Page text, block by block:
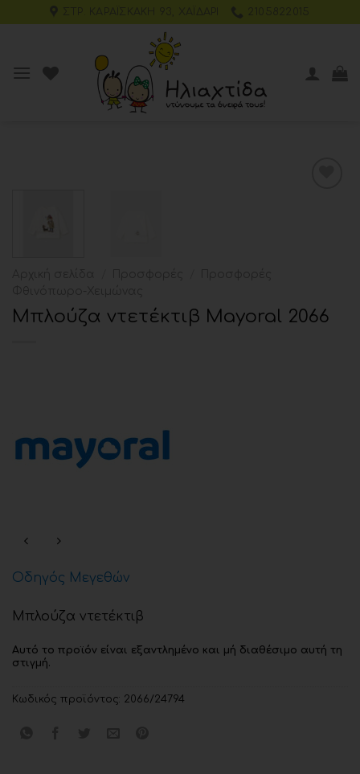
Μπλούζα ντετέκτιβ Mayoral 2066
Οδηγός Μεγεθών
Μπλούζα ντετέκτιβ
Αυτό το προϊόν είναι εξαντλημένο και μή διαθέσιμο αυτή τη
στιγμή.
Κωδικός προϊόντος: 2066/24794